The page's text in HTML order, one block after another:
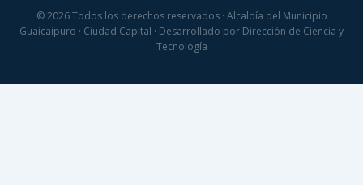
© 2026 Todos los derechos reservados · Alcaldía del Municipio
Guaicaipuro · Ciudad Capital · Desarrollado por Dirección de Ciencia y
Tecnología